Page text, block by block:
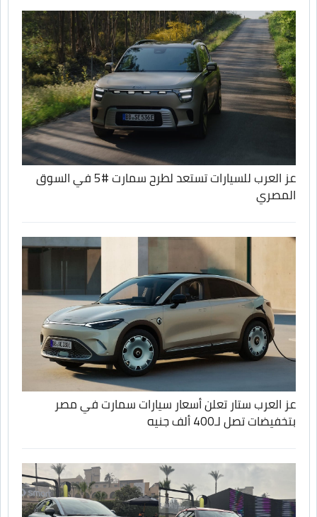
عز العرب للسيارات تستعد لطرح سمارت #5 في السوق
المصري
عز العرب ستار تعلن أسعار سيارات سمارت في مصر
بتخفيضات تصل لـ400 ألف جنيه